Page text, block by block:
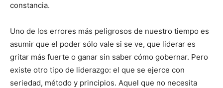
constancia.
Uno de los errores más peligrosos de nuestro tiempo es
asumir que el poder sólo vale si se ve, que liderar es
gritar más fuerte o ganar sin saber cómo gobernar. Pero
existe otro tipo de liderazgo: el que se ejerce con
seriedad, método y principios. Aquel que no necesita